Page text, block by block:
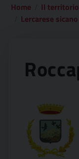
Home
Il territorio
Lercarese sicano